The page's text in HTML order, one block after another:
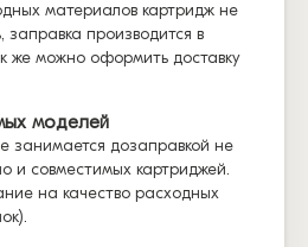
материалов картридж не
заправка производится в
же можно оформить доставку
моделей
занимается дозаправкой не
и совместимых картриджей.
на качество расходных